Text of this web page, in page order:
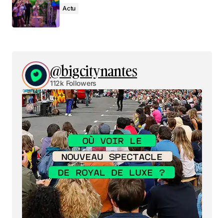
Actu
@bigcitynantes
112k Followers